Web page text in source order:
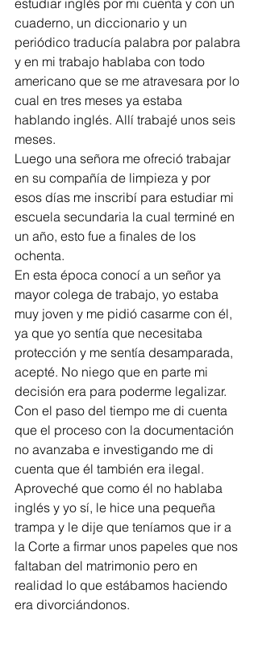
cuaderno, un diccionario y un
periódico traducía palabra por palabra
y en mi trabajo hablaba con todo
americano que se me atravesara por lo
cual en tres meses ya estaba
hablando inglés. Allí trabajé unos seis
meses.
Luego una señora me ofreció trabajar
en su compañía de limpieza y por
esos días me inscribí para estudiar mi
escuela secundaria la cual terminé en
un año, esto fue a finales de los
ochenta.
En esta época conocí a un señor ya
mayor colega de trabajo, yo estaba
muy joven y me pidió casarme con él,
ya que yo sentía que necesitaba
protección y me sentía desamparada,
acepté. No niego que en parte mi
decisión era para poderme legalizar.
Con el paso del tiempo me di cuenta
que el proceso con la documentación
no avanzaba e investigando me di
cuenta que él también era ilegal.
Aproveché que como él no hablaba
inglés y yo sí, le hice una pequeña
trampa y le dije que teníamos que ir a
la Corte a firmar unos papeles que nos
faltaban del matrimonio pero en
realidad lo que estábamos haciendo
era divorciándonos.